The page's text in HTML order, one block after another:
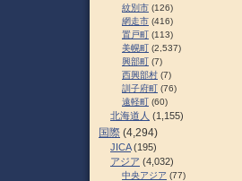
紋別市 (126)
網走市 (416)
置戸町 (113)
美幌町 (2,537)
興部町 (7)
西興部村 (7)
訓子府町 (76)
遠軽町 (60)
北海道人 (1,155)
国際 (4,294)
JICA(195)
アジア (4,032)
中央アジア (77)